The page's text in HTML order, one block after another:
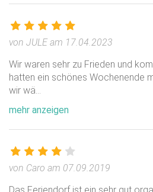
Wir bereiten selbst in unserer
Mahzeiten zu. Wir haben immer
Fleisch oder vegetarisch. Bei
Lunchpaket und abens eine
Im Feriendorf Dorado gibt es 5
die ihre speziellen Vorzüge haben.
von JULE am 17.04.2023
Wir waren sehr zu Frieden und
hatten ein schönes Wochenende
wir wä...
mehr anzeigen
von Caro am 07.09.2019